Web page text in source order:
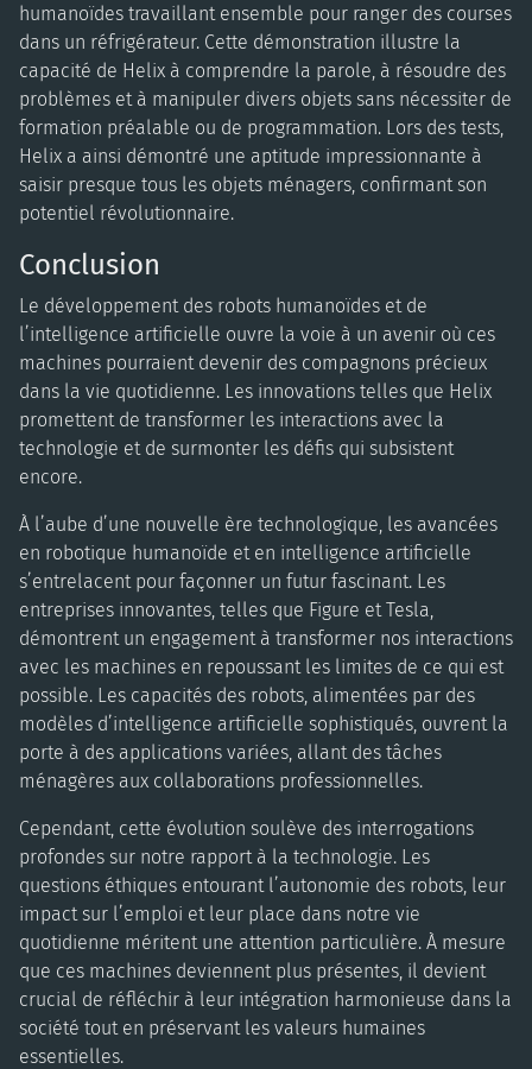
humanoïdes travaillant ensemble pour ranger des courses
dans un réfrigérateur. Cette démonstration illustre la
capacité de Helix à comprendre la parole, à résoudre des
problèmes et à manipuler divers objets sans nécessiter de
formation préalable ou de programmation. Lors des tests,
Helix a ainsi démontré une aptitude impressionnante à
saisir presque tous les objets ménagers, confirmant son
potentiel révolutionnaire.
Conclusion
Le développement des robots humanoïdes et de
l’intelligence artificielle ouvre la voie à un avenir où ces
machines pourraient devenir des compagnons précieux
dans la vie quotidienne. Les innovations telles que Helix
promettent de transformer les interactions avec la
technologie et de surmonter les défis qui subsistent
encore.
À l’aube d’une nouvelle ère technologique, les avancées
en robotique humanoïde et en intelligence artificielle
s’entrelacent pour façonner un futur fascinant. Les
entreprises innovantes, telles que Figure et Tesla,
démontrent un engagement à transformer nos interactions
avec les machines en repoussant les limites de ce qui est
possible. Les capacités des robots, alimentées par des
modèles d’intelligence artificielle sophistiqués, ouvrent la
porte à des applications variées, allant des tâches
ménagères aux collaborations professionnelles.
Cependant, cette évolution soulève des interrogations
profondes sur notre rapport à la technologie. Les
questions éthiques entourant l’autonomie des robots, leur
impact sur l’emploi et leur place dans notre vie
quotidienne méritent une attention particulière. À mesure
que ces machines deviennent plus présentes, il devient
crucial de réfléchir à leur intégration harmonieuse dans la
société tout en préservant les valeurs humaines
essentielles.